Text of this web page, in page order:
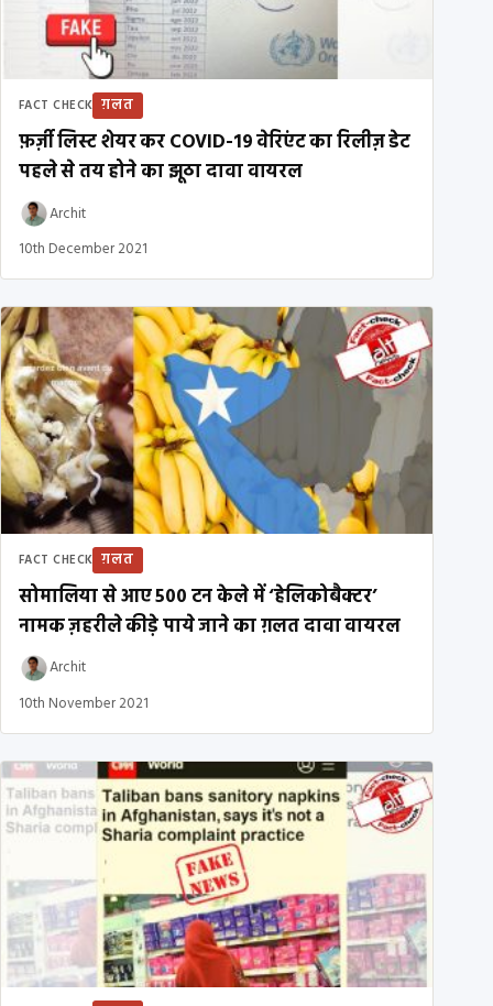
FACT CHECK ग़लत
फ़र्ज़ी लिस्ट शेयर कर COVID-19 वेरिएंट का रिलीज़ डेट
पहले से तय होने का झूठा दावा वायरल
Archit
10th December 2021
FACT CHECK ग़लत
सोमालिया से आए 500 टन केले में ‘हेलिकोबैक्टर’
नामक ज़हरीले कीड़े पाये जाने का ग़लत दावा वायरल
Archit
10th November 2021